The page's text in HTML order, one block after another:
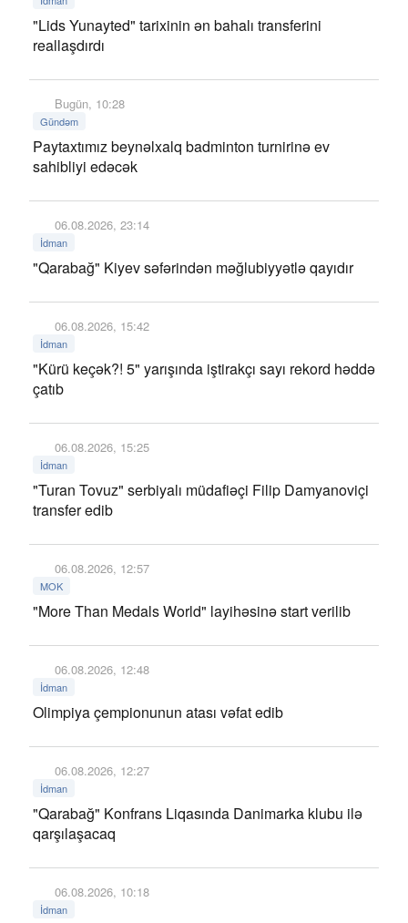
"Lids Yunayted" tarixinin ən bahalı transferini
reallaşdırdı
Bugün, 10:28
Gündəm
Paytaxtımız beynəlxalq badminton turnirinə ev
sahibliyi edəcək
06.08.2026, 23:14
İdman
"Qarabağ" Kiyev səfərindən məğlubiyyətlə qayıdır
06.08.2026, 15:42
İdman
"Kürü keçək?! 5" yarışında iştirakçı sayı rekord həddə
çatıb
06.08.2026, 15:25
İdman
"Turan Tovuz" serbiyalı müdafiəçi Filip Damyanoviçi
transfer edib
06.08.2026, 12:57
MOK
"More Than Medals World" layihəsinə start verilib
06.08.2026, 12:48
İdman
Olimpiya çempionunun atası vəfat edib
06.08.2026, 12:27
İdman
"Qarabağ" Konfrans Liqasında Danimarka klubu ilə
qarşılaşacaq
06.08.2026, 10:18
İdman